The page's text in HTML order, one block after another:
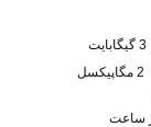
3 گیگابایت
2 مگاپیکسل